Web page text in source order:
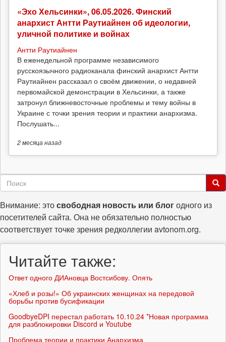
«Эхо Хельсинки», 06.05.2026. Финский
анархист Антти Раутиайнен об идеологии,
уличной политике и войнах
Антти Раутиайнен
В еженедельной программе независимого
русскоязычного радиоканала финский анархист Антти
Раутиайнен рассказал о своём движении, о недавней
первомайской демонстрации в Хельсинки, а также
затронул ближневосточные проблемы и тему войны в
Украине с точки зрения теории и практики анархизма.
Послушать...
2 месяцаназад
Форма
поиска
Внимание: этосвободная новость или блогодного из
посетителей сайта. Она не обязательно полностью
соответствует точке зрения редколлегии avtonom.org.
Читайте также:
Ответ одного ДИАновца Востсибову. Опять
«Хлеб и розы!» Об украинских женщинах на передовой
борьбы против бусификации
GoodbyeDPI перестал работать 10.10.24 *Новая программа
для разблокировки Discord и Youtube
Проблема теории и практики Анархизма